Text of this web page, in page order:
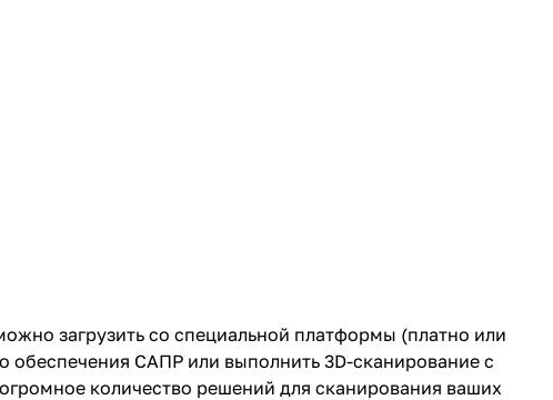
загрузить со специальной платформы (платно или
САПР или выполнить 3D-сканирование с
количество решений для сканирования ваших